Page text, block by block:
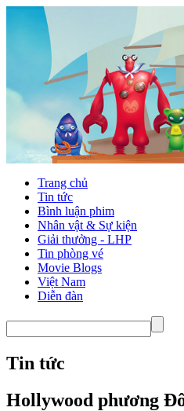
Trang chủ
Tin tức
Bình luận phim
Nhân vật & Sự kiện
Giải thưởng - LHP
Tin phòng vé
Movie Blogs
Việt Nam
Diễn đàn
Tin tức
Hollywood phương